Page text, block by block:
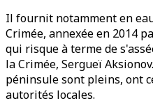
Il fournit notamment en
Crimée, annexée en 2014
qui risque à terme de
la Crimée, Sergueï
péninsule sont pleins, ont
autorités locales.